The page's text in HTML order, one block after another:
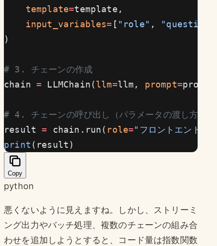
    template
=template,
    input_variables
= [ "role" , "question"
)
# 3. チェーンの作成
chain = LLMChain(llm=llm, prompt=
# 4. チェーンの呼び出し（パラメータの渡し方に
result = chain.run( role="フロントエンドエ
print (result)
Copy
python
悪くないように見えますね。しかし、ストリーミ
ング出力やバッチ処理、複数のチェーンの組み合
わせを追加しようとすると、コード量は指数関数